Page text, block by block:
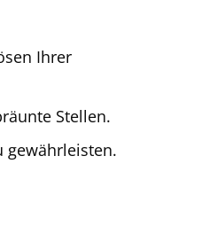
Ihrer
Stellen.
gewährleisten.